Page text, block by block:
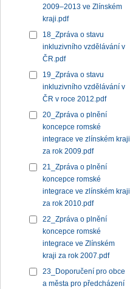
2009–2013 ve Zlínském
kraji.pdf
18_Zpráva o stavu
inkluzivního vzdělávání v
ČR.pdf
19_Zpráva o stavu
inkluzivního vzdělávání v
ČR v roce 2012.pdf
20_Zpráva o plnění
koncepce romské
integrace ve zlínském kraji
za rok 2009.pdf
21_Zpráva o plnění
koncepce romské
integrace ve zlínském kraji
za rok 2010.pdf
22_Zpráva o plnění
koncepce romské
integrace ve Zlínském
kraji za rok 2007.pdf
23_Doporučení pro obce
a města pro předcházení